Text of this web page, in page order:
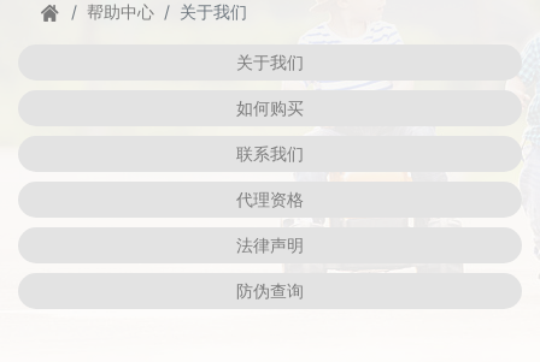
帮助中心 关于我们
关于我们
如何购买
联系我们
代理资格
法律声明
防伪查询